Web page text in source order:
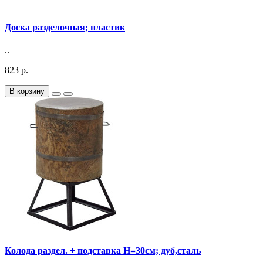
Доска разделочная; пластик
..
823 р.
В корзину
Колода раздел. + подставка H=30cм; дуб,сталь